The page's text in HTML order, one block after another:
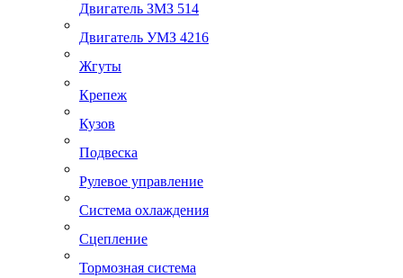
Двигатель ЗМЗ 514
Двигатель УМЗ 4216
Жгуты
Крепеж
Кузов
Подвеска
Рулевое управление
Система охлаждения
Сцепление
Тормозная система